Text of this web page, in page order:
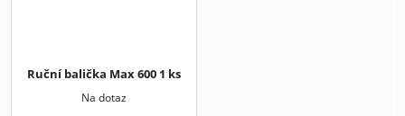
Ruční balička Max 600 1 ks
Na dotaz